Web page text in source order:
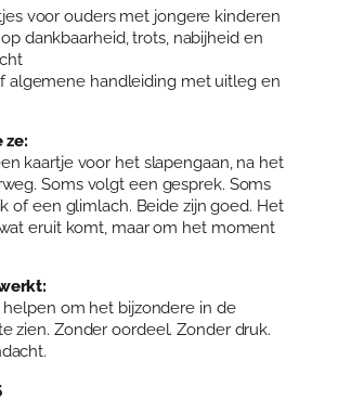
voor ouders met jongere kinderen
dankbaarheid, trots, nabijheid en
algemene handleiding met uitleg en
ze:
kaartje voor het slapengaan, na het
Soms volgt een gesprek. Soms
of een glimlach. Beide zijn goed. Het
eruit komt, maar om het moment
helpen om het bijzondere in de
zien. Zonder oordeel. Zonder druk.